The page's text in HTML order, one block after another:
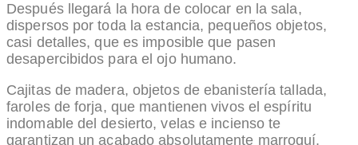
Después llegará la hora de colocar en la sala,
dispersos por toda la estancia, pequeños objetos,
casi detalles, que es imposible que pasen
desapercibidos para el ojo humano.
Cajitas de madera, objetos de ebanistería tallada,
faroles de forja, que mantienen vivos el espíritu
indomable del desierto, velas e incienso te
garantizan un acabado absolutamente marroquí.